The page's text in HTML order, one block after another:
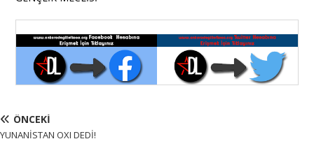
ÖNCEKI
YUNANİSTAN OXI DEDİ!